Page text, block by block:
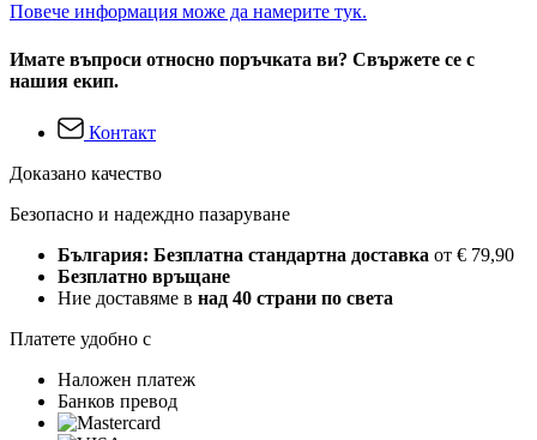
Повече информация може да намерите тук.
Имате въпроси относно поръчката ви? Свържете се с
нашия екип.
Контакт
Доказано качество
Безопасно и надеждно пазаруване
България: Безплатна стандартна доставка от € 79,90
Безплатно връщане
Ние доставяме в над 40 страни по света
Платете удобно с
Наложен платеж
Банков превод